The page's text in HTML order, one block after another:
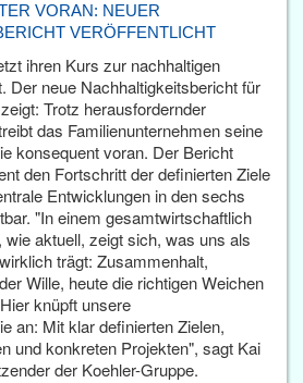
VORAN: NEUER
VERÖFFENTLICHT
ihren Kurs zur nachhaltigen
Der neue Nachhaltigkeitsbericht für
Trotz herausfordernder
das Familienunternehmen seine
konsequent voran. Der Bericht
den Fortschritt der definierten Ziele
Entwicklungen in den sechs
"In einem gesamtwirtschaftlich
aktuell, zeigt sich, was uns als
trägt: Zusammenhalt,
Wille, heute die richtigen Weichen
knüpft unsere
an: Mit klar definierten Zielen,
und konkreten Projekten", sagt Kai
der Koehler-Gruppe.